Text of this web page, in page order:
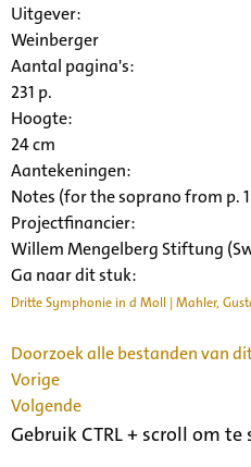
Uitgever:
Weinberger
Aantal pagina's:
231 p.
Hoogte:
24 cm
Aantekeningen:
Notes (for the soprano from p.
Projectfinancier:
Willem Mengelberg Stiftung
Ga naar dit stuk:
Dritte Symphonie in d Moll | Mahler,
Doorzoek alle bestanden van
Vorige
Volgende
Gebruik CTRL + scroll om te